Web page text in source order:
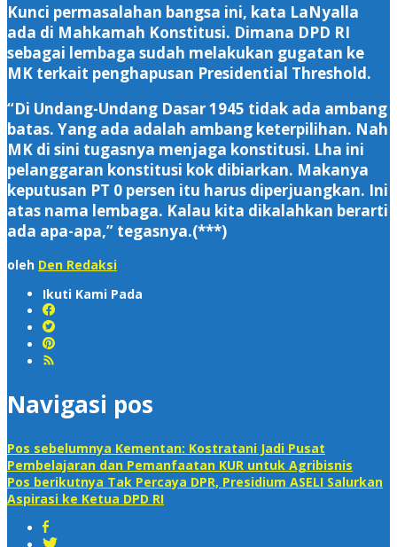
Kunci permasalahan bangsa ini, kata LaNyalla
ada di Mahkamah Konstitusi. Dimana DPD RI
sebagai lembaga sudah melakukan gugatan ke
MK terkait penghapusan Presidential Threshold.
“Di Undang-Undang Dasar 1945 tidak ada ambang
batas. Yang ada adalah ambang keterpilihan. Nah
MK di sini tugasnya menjaga konstitusi. Lha ini
pelanggaran konstitusi kok dibiarkan. Makanya
keputusan PT 0 persen itu harus diperjuangkan. Ini
atas nama lembaga. Kalau kita dikalahkan berarti
ada apa-apa,” tegasnya.(***)
oleh Den Redaksi
Ikuti Kami Pada
Navigasi pos
Pos sebelumnya Kementan: Kostratani Jadi Pusat
Pembelajaran dan Pemanfaatan KUR untuk Agribisnis
Pos berikutnya Tak Percaya DPR, Presidium ASELI Salurkan
Aspirasi ke Ketua DPD RI